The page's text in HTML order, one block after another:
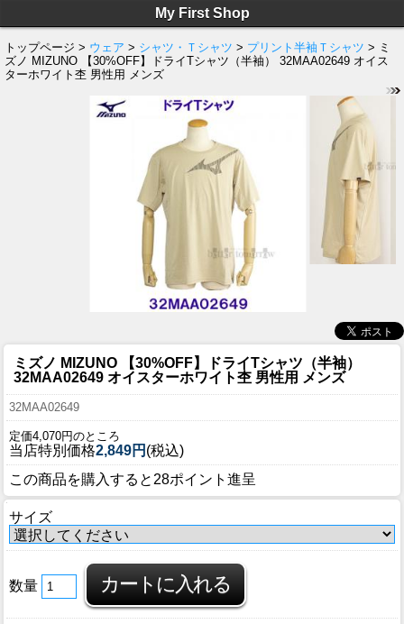
My First Shop
トップページ > ウェア > シャツ・Ｔシャツ > プリント半袖Ｔシャツ > ミ
ズノ MIZUNO 【30%OFF】ドライTシャツ（半袖） 32MAA02649 オイス
ターホワイト杢 男性用 メンズ
ミズノ MIZUNO 【30%OFF】ドライTシャツ（半袖）
32MAA02649 オイスターホワイト杢 男性用 メンズ
32MAA02649
定価4,070円のところ
当店特別価格2,849円 (税込)
この商品を購入すると28ポイント進呈
サイズ
数量